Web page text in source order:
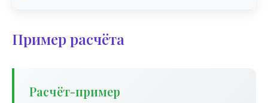
Пример расчёта
Расчёт-пример